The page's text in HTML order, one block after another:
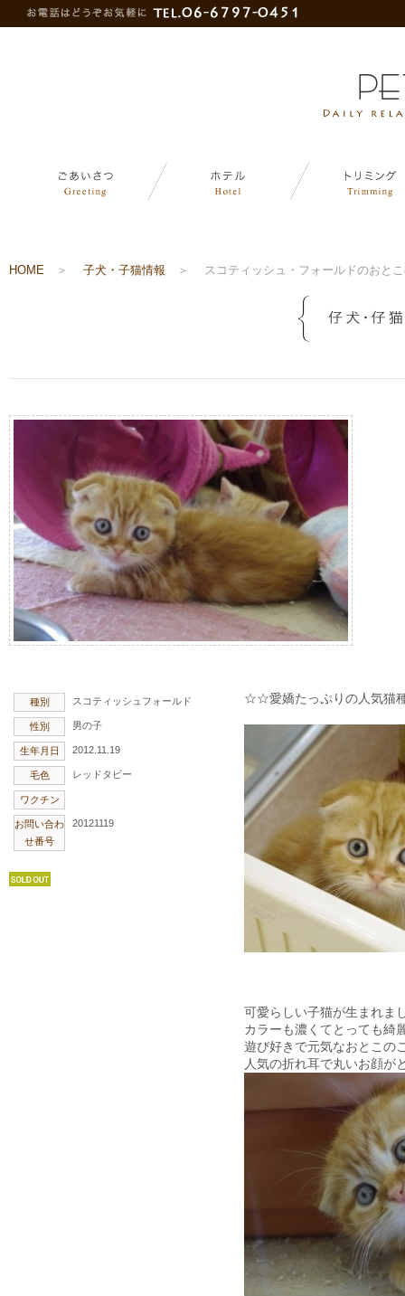
HOME ＞ 子犬・子猫情報 ＞ スコティッシュ・フォールドのおと
種別 スコティッシュフォールド
性別 男の子
生年月日 2012.11.19
毛色 レッドタビー
ワクチン
お問い合わ
せ番号
20121119
☆☆愛嬌たっぷりの人気
可愛らしい子猫が生まれま
カラーも濃くてとっても綺
遊び好きで元気なおとこの
人気の折れ耳で丸いお顔が